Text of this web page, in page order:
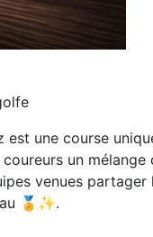
une course
un
venues
🏅✨.